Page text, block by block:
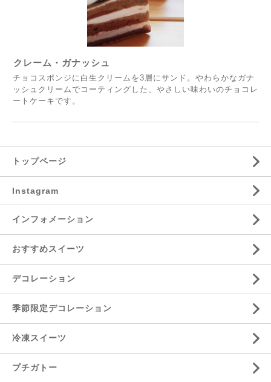
クレーム・ガナッシュ
チョコスポンジに白生クリームを3層にサンド。やわらかなガナ
ッシュクリームでコーティングした、やさしい味わいのチョコレ
ートケーキです。
トップページ
Instagram
インフォメーション
おすすめスイーツ
デコレーション
季節限定デコレーション
冷凍スイーツ
プチガトー